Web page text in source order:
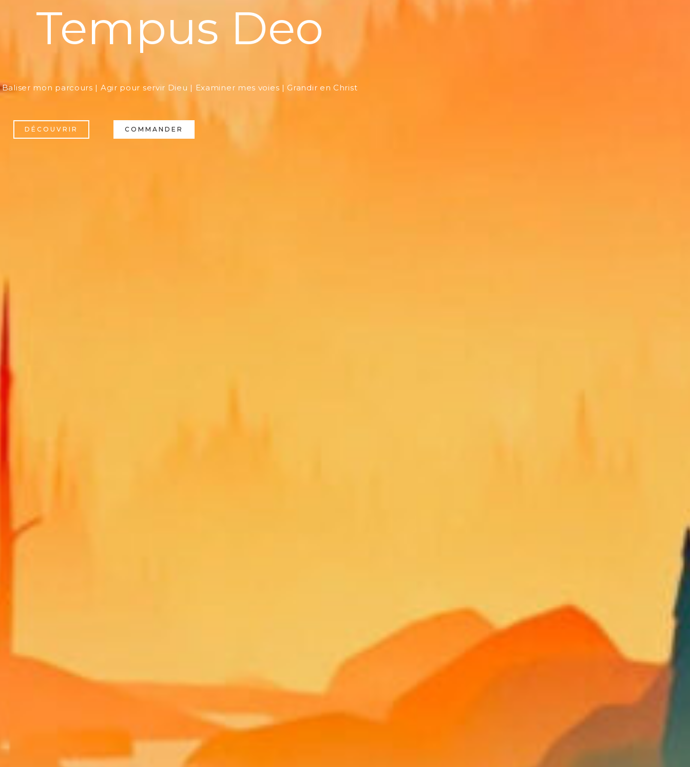
Tempus Deo
Baliser mon parcours | Agir pour servir Dieu | Examiner mes voies | Grandir en Christ
DÉCOUVRIR COMMANDER